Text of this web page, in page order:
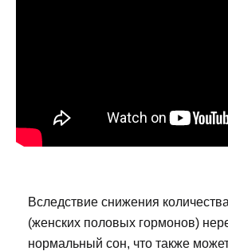
Вследствие снижения
(женских половых гормонов)
нормальный сон, что также